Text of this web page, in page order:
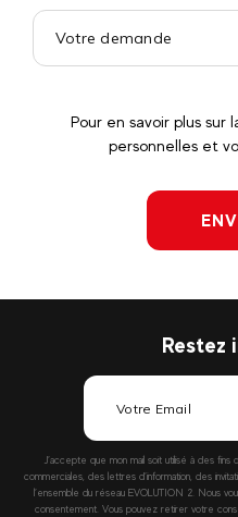
Pour en savoir plus sur
personnelles et
Restez
J’accepte que mon mail soit utilisé à des
commerciales, des lettres d’information, des
l’ensemble du réseau EVOLUTION 2. Nous
consentement. Vous pouvez retirer votre